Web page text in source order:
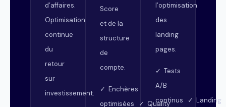
d’affaires.
Optimisation
continue
du
retour
sur
investissement.
Score
et de la
structure
de
compte.
✓ Enchères
optimisées ✓ Quality
l’optimisation
des
landing
pages.
✓ Tests
A/B
continus ✓ Landing